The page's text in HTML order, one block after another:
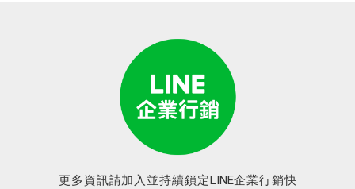
更多資訊請加入並持續鎖定LINE企業行銷快